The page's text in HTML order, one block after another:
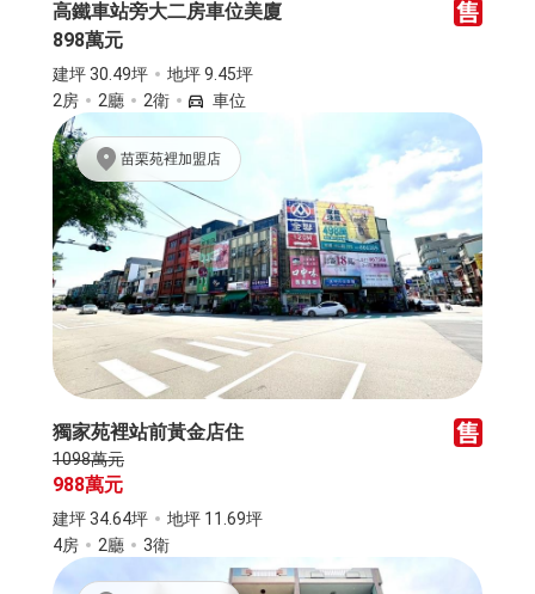
高鐵車站旁大二房車位美廈
898萬元
建坪 30.49坪
地坪 9.45坪
2房
2廳 2衛 車位
苗栗苑裡加盟店
獨家苑裡站前黃金店住
1098萬元
988萬元
建坪 34.64坪
地坪 11.69坪
4房
2廳 3衛